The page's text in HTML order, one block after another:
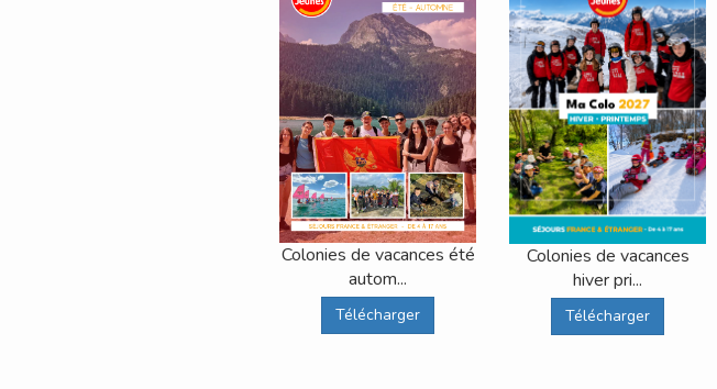
Colonies de vacances été
autom...
Télécharger
Colonies de vacances
hiver pri...
Télécharger